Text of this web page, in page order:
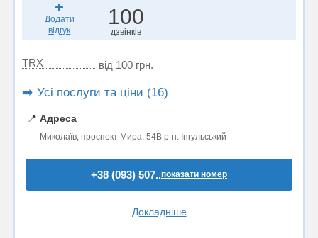
Додати
відгук
100
дзвінків
TRX від 100 грн.
➡️ Усі послуги та ціни (16)
📍 Адреса
Миколаїв, проспект Мира, 54В р-н. Інгульський
+38 (093) 507..показати номер
Докладніше